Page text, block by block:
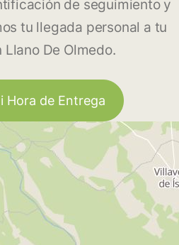
de seguimiento y
tu llegada personal a tu
De Olmedo.
Hora de Entrega